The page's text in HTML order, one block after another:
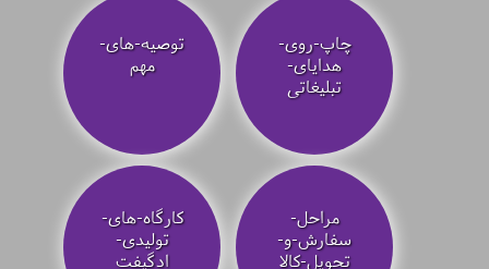
چاپ-روی-
هدایای-
تبلیغاتی
توصیه‌-های-
مهم
مراحل-
سفارش-و-
تحویل-کالا
کارگاه-های-
تولیدی-
ادگیفت